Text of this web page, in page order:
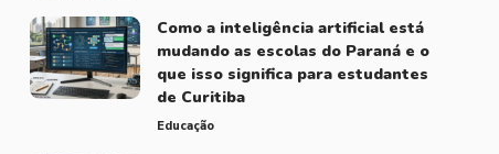
Como a inteligência artificial está
mudando as escolas do Paraná e o
que isso significa para estudantes
de Curitiba
Educação